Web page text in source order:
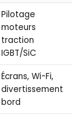
Pilotage
moteurs
traction
IGBT/SiC
Écrans, Wi-Fi,
divertissement
bord